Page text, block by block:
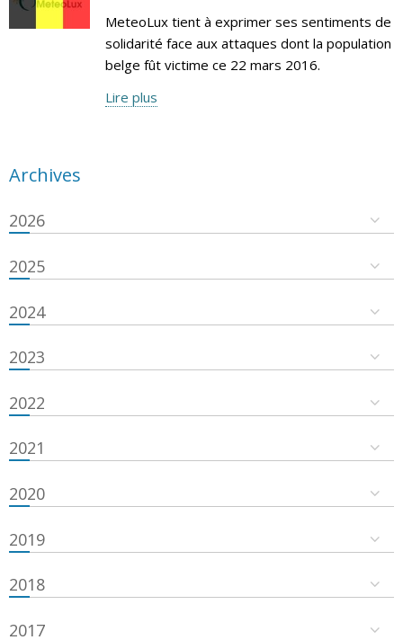
MeteoLux tient à exprimer ses sentiments de
solidarité face aux attaques dont la population
belge fût victime ce 22 mars 2016.
Lire plus
Archives
2026
2025
2024
2023
2022
2021
2020
2019
2018
2017